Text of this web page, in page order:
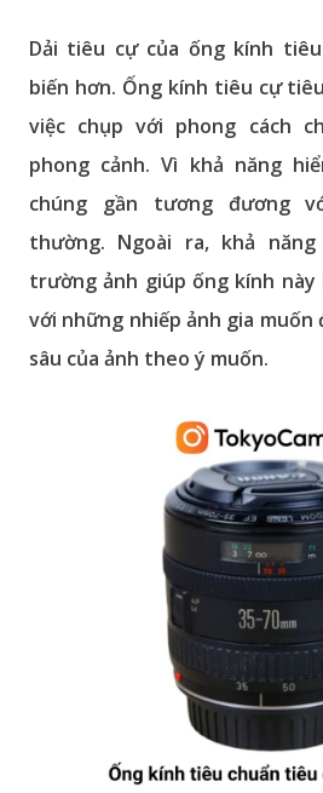
Dải tiêu cự của ống kính
biến hơn. Ống kính tiêu cự
việc chụp với phong cách
phong cảnh. Vì khả năng
chúng gần tương đương
thường. Ngoài ra, khả
trường ảnh giúp ống kính
với những nhiếp ảnh gia muốn
sâu của ảnh theo ý muốn.